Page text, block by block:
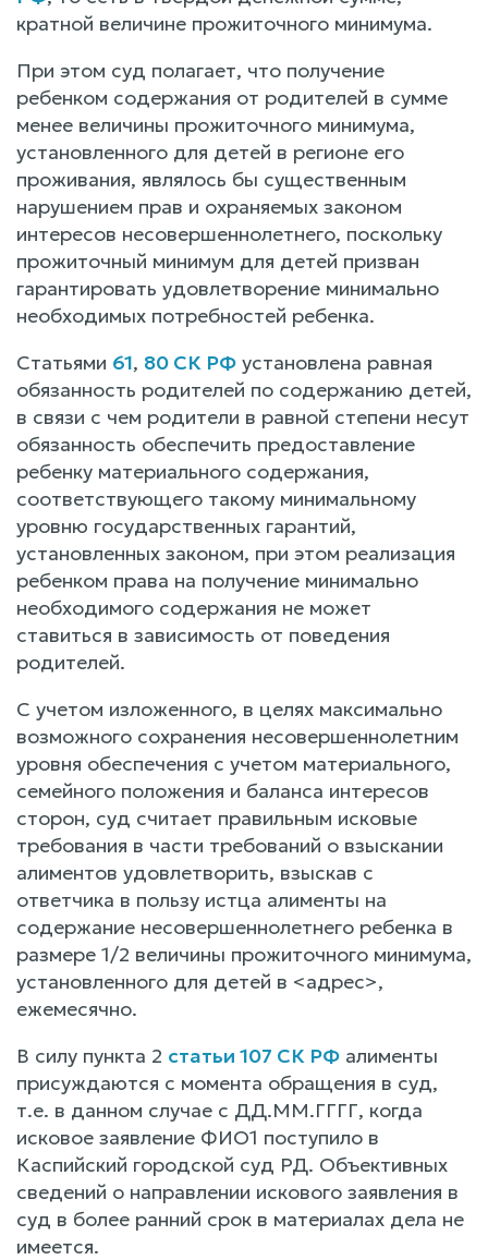
кратной величине прожиточного минимума.
При этом суд полагает, что получение
ребенком содержания от родителей в сумме
менее величины прожиточного минимума,
установленного для детей в регионе его
проживания, являлось бы существенным
нарушением прав и охраняемых законом
интересов несовершеннолетнего, поскольку
прожиточный минимум для детей призван
гарантировать удовлетворение минимально
необходимых потребностей ребенка.
Статьями 61, 80 СК РФ установлена равная
обязанность родителей по содержанию детей,
в связи с чем родители в равной степени несут
обязанность обеспечить предоставление
ребенку материального содержания,
соответствующего такому минимальному
уровню государственных гарантий,
установленных законом, при этом реализация
ребенком права на получение минимально
необходимого содержания не может
ставиться в зависимость от поведения
родителей.
С учетом изложенного, в целях максимально
возможного сохранения несовершеннолетним
уровня обеспечения с учетом материального,
семейного положения и баланса интересов
сторон, суд считает правильным исковые
требования в части требований о взыскании
алиментов удовлетворить, взыскав с
ответчика в пользу истца алименты на
содержание несовершеннолетнего ребенка в
размере 1/2 величины прожиточного минимума,
установленного для детей в <адрес>,
ежемесячно.
В силу пункта 2 статьи 107 СК РФ алименты
присуждаются с момента обращения в суд,
т.е. в данном случае с ДД.ММ.ГГГГ, когда
исковое заявление ФИО1 поступило в
Каспийский городской суд РД. Объективных
сведений о направлении искового заявления в
суд в более ранний срок в материалах дела не
имеется.